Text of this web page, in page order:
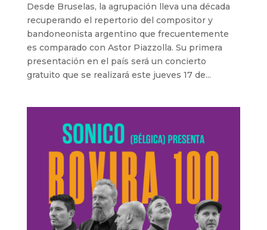
Desde Bruselas, la agrupación lleva una década
recuperando el repertorio del compositor y
bandoneonista argentino que frecuentemente
es comparado con Astor Piazzolla. Su primera
presentación en el país será un concierto
gratuito que se realizará este jueves 17 de...